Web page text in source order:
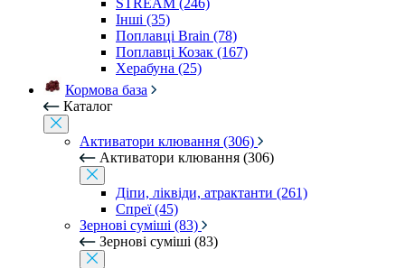
STREAM (246)
Інші (35)
Поплавці Brain (78)
Поплавці Козак (167)
Херабуна (25)
Кормова база
Каталог
Активатори клювання (306)
Активатори клювання (306)
Діпи, ліквіди, атрактанти (261)
Спреї (45)
Зернові суміші (83)
Зернові суміші (83)